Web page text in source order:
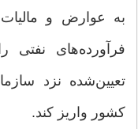
به عوارض و
فرآورده‌های
تعیین‌شده نزد
کشور واریز کند.